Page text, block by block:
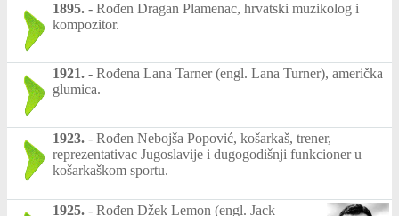
1895. - Rođen Dragan Plamenac, hrvatski muzikolog i
kompozitor.
1921. - Rođena Lana Tarner (engl. Lana Turner), američka
glumica.
1923. - Rođen Nebojša Popović, košarkaš, trener,
reprezentativac Jugoslavije i dugogodišnji funkcioner u
košarkaškom sportu.
1925. - Rođen Džek Lemon (engl. Jack